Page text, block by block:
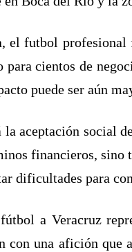
el futbol
cientos de
puede ser aún
aceptación social
financieros,
dificultades para
a Veracruz
con una afición que